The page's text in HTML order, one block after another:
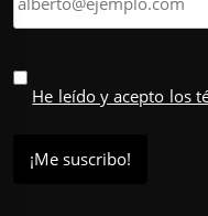
He leído y acepto los